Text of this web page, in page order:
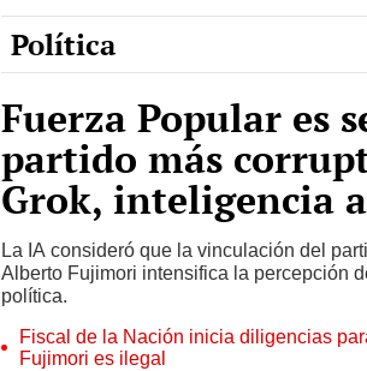
Política
Fuerza Popular es
partido más
Grok, inteligencia
La IA consideró que la vinculación del
Alberto Fujimori intensifica la percepción
política.
Fiscal de la Nación inicia diligencias
Fujimori es ilegal